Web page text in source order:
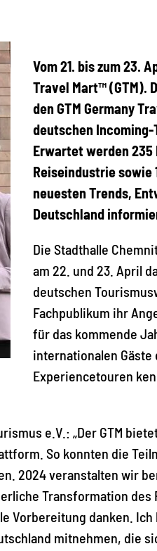
Vom 21. bis zum 23.
Travel Mart™ (GTM).
den GTM Germany
deutschen
Erwartet werden
Reiseindustrie sowie
neuesten Trends,
Deutschland
Die Stadthalle
am 22. und 23. April
deutschen
Fachpublikum ihr
für das kommende
internationalen Gäste
Experiencetouren
e.V.: „Der GTM
So konnten die
2024 veranstalten wir
Transformation des
Vorbereitung danken.
mitnehmen, die